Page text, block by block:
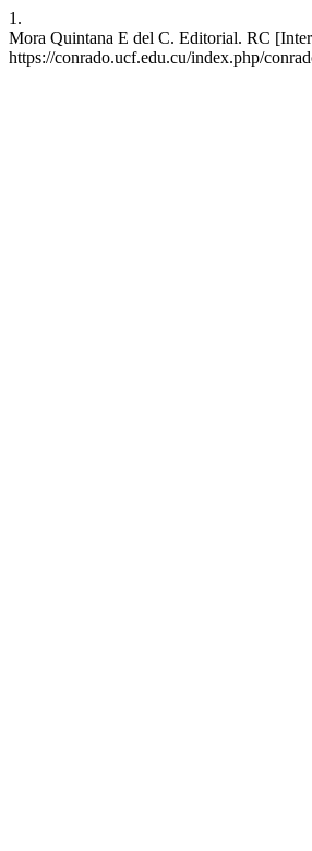
1.
Mora Quintana E del C. Editorial. RC
https://conrado.ucf.edu.cu/index.php/